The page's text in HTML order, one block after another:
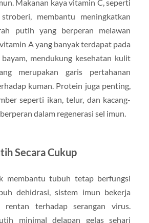
Makanan kaya vitamin C, seperti
membantu meningkatkan
putih yang berperan melawan
A yang banyak terdapat pada
mendukung kesehatan kulit
merupakan garis pertahanan
kuman. Protein juga penting,
seperti ikan, telur, dan kacang-
dalam regenerasi sel imun.
Secara Cukup
membantu tubuh tetap berfungsi
dehidrasi, sistem imun bekerja
terhadap serangan virus.
minimal delapan gelas sehari